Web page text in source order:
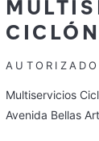
CICLÓN
AUTORIZADO
Multiservicios
Avenida Bellas